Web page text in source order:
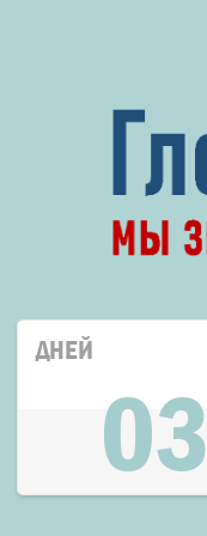
ДНЕЙ
03